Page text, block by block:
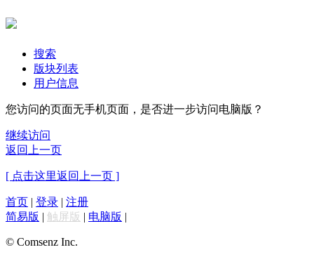
搜索
版块列表
用户信息
您访问的页面无手机页面，是否进一步访问电脑版？
继续访问
返回上一页
[ 点击这里返回上一页 ]
首页 | 登录 | 注册
简易版 | 触屏版 | 电脑版 |
© Comsenz Inc.